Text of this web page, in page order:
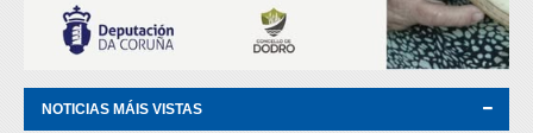
NOTICIAS MÁIS VISTAS